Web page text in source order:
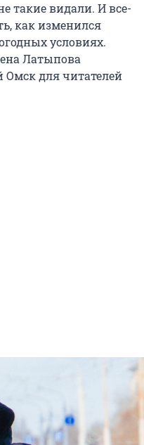
такие видали. И все-
как изменился
условиях.
Латыпова
Омск для читателей